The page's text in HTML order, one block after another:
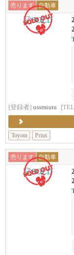
売ります 自動車
[登録者] ussmiura
Toyota
Prius
売ります 自動車